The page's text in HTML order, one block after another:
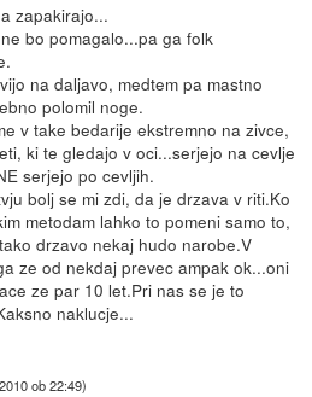
zapakirajo...
bo pomagalo...pa ga folk
na daljavo, medtem pa mastno
polomil noge.
v take bedarije ekstremno na zivce,
ki te gledajo v oci...serjejo na cevlje
serjejo po cevljih.
bolj se mi zdi, da je drzava v riti.Ko
metodam lahko to pomeni samo to,
drzavo nekaj hudo narobe.V
ze od nekdaj prevec ampak ok...oni
ze par 10 let.Pri nas se je to
naklucje...
ob 22:49)